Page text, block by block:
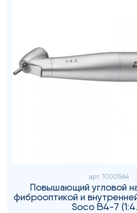
арт. 1000564
Повышающий угловой
фиброоптикой и
Soco B4-7